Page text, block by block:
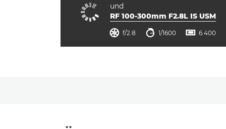
und
RF 100-300mm F2.8L IS USM
Blende
 f/2.8 Verschlusszeit
 1/1600 ISO
 6.400